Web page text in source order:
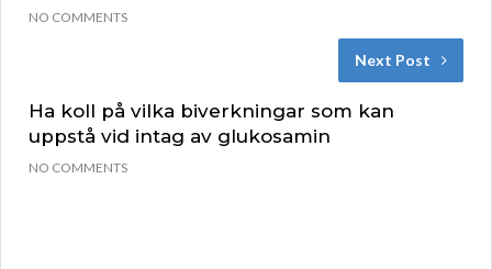
NO COMMENTS
Next Post
Ha koll på vilka biverkningar som kan
uppstå vid intag av glukosamin
NO COMMENTS